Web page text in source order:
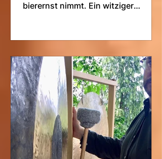
bierernst nimmt. Ein witziger